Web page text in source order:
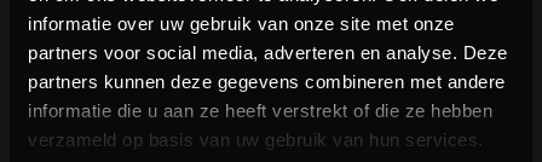
informatie over uw gebruik van onze site met onze
partners voor social media, adverteren en analyse. Deze
partners kunnen deze gegevens combineren met andere
informatie die u aan ze heeft verstrekt of die ze hebben
verzameld op basis van uw gebruik van hun services.